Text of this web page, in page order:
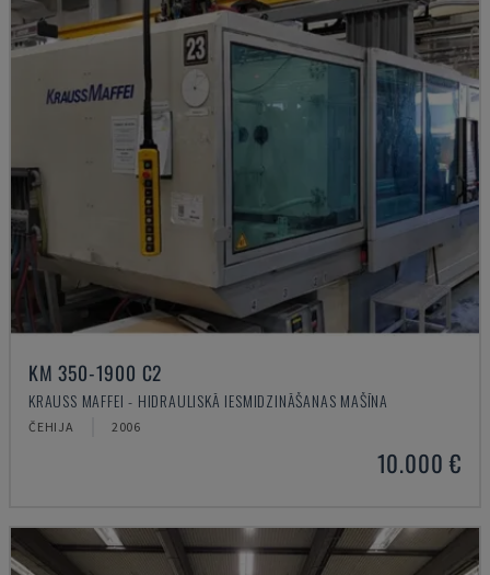
KM 350-1900 C2
KRAUSS MAFFEI - HIDRAULISKĀ IESMIDZINĀŠANAS MAŠĪNA
ČEHIJA 2006
10.000 €